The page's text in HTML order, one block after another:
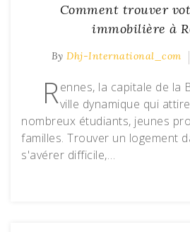
Comment trouver
immobilière à
By Dhj-International_com
Rennes, la capitale de la
ville dynamique qui
nombreux étudiants, jeunes
familles. Trouver un logement
s'avérer difficile,…